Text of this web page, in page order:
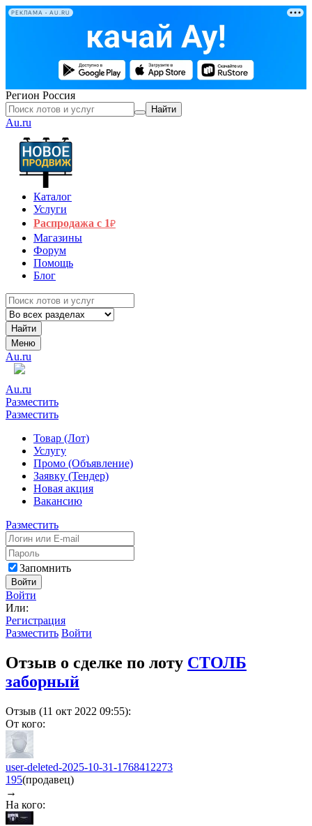
РЕКЛАМА • AU.RU
Регион Россия
Найти
Au.ru
Каталог
Услуги
Распродажа с 1₽
Магазины
Форум
Помощь
Блог
Найти
Меню
Au.ru
Au.ru
Разместить
Разместить
Товар (Лот)
Услугу
Промо (Объявление)
Заявку (Тендер)
Новая акция
Вакансию
Разместить
Запомнить
Войти
Войти
Или:
Регистрация
Разместить Войти
Отзыв о сделке по лоту СТОЛБ
заборный
Отзыв (11 окт 2022 09:55):
От кого:
user-deleted-2025-10-31-1768412273
195(продавец)
→
На кого: